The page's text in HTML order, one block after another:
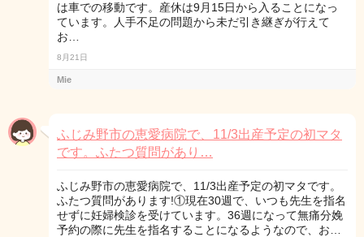
は車での移動です。産休は9月15日から入ることになっ
ています。人手不足の問題から未だ引き継ぎが行えて
お…
8月21日
Mie
ふじみ野市の恵愛病院で、11/3出産予定の初マタ
です。ふたつ質問があり…
ふじみ野市の恵愛病院で、11/3出産予定の初マタです。
ふたつ質問があります!①現在30週で、いつも先生を指名
せずに妊婦検診を受けています。36週になって無痛分娩
予約の際に先生を指名することになるようなので、お…